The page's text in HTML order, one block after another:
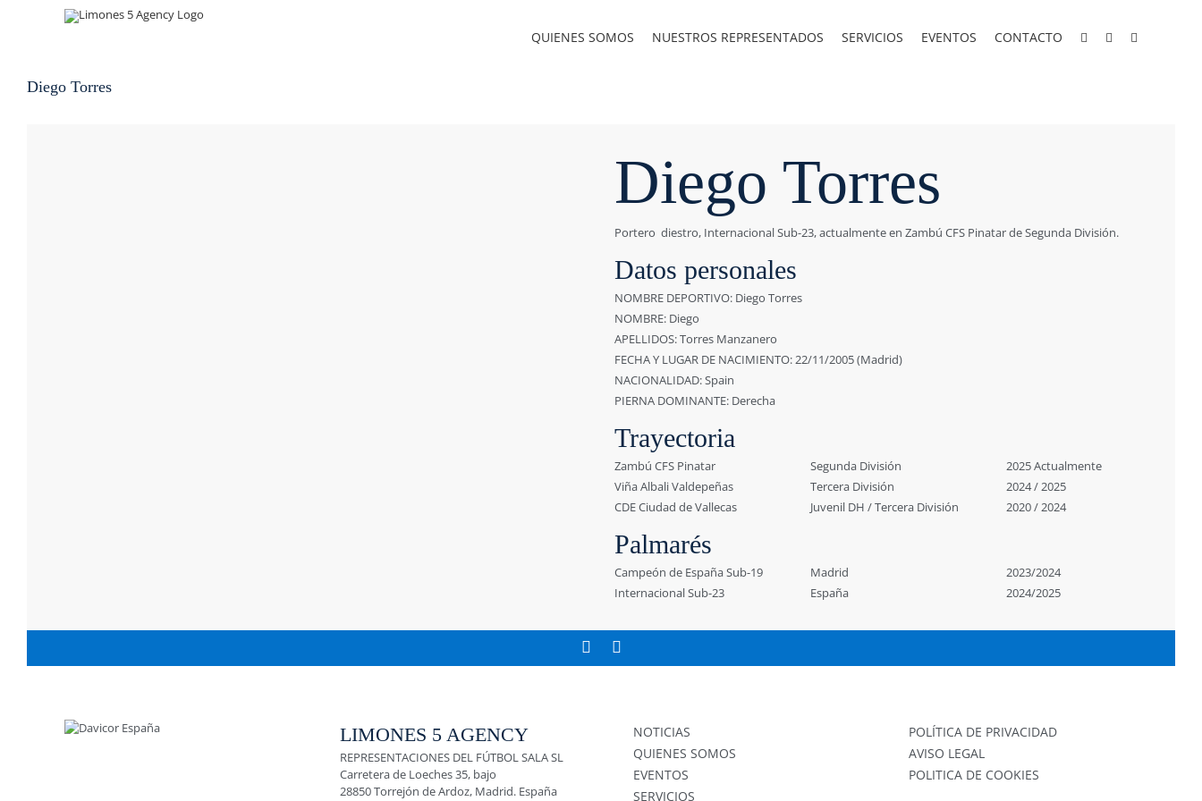
QUIENES SOMOS NUESTROS REPRESENTADOS SERVICIOS EVENTOS CONTACTO
Diego Torres
Diego Torres
Portero diestro, Internacional Sub-23, actualmente en Zambú CFS Pinatar de Segunda División.
Datos personales
NOMBRE DEPORTIVO: Diego Torres
NOMBRE: Diego
APELLIDOS: Torres Manzanero
FECHA Y LUGAR DE NACIMIENTO: 22/11/2005 (Madrid)
NACIONALIDAD: Spain
PIERNA DOMINANTE: Derecha
Trayectoria
Zambú CFS Pinatar Segunda División
2025 Actualmente
Viña Albali Valdepeñas
Tercera División
2024 / 2025
CDE Ciudad de Vallecas
Juvenil DH / Tercera División 2020 / 2024
Palmarés
Campeón de España Sub-19 Madrid
2023/2024
Internacional Sub-23
España 2024/2025
LIMONES 5 AGENCY
REPRESENTACIONES DEL FÚTBOL SALA SL
Carretera de Loeches 35, bajo
28850 Torrejón de Ardoz, Madrid. España
NOTICIAS
QUIENES SOMOS
EVENTOS
SERVICIOS
POLÍTICA DE PRIVACIDAD
AVISO LEGAL
POLITICA DE COOKIES